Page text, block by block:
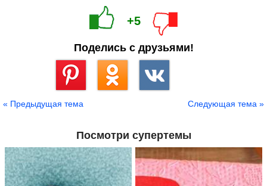
+5
Поделись с друзьями!
« Предыдущая тема Следующая тема »
Посмотри супертемы